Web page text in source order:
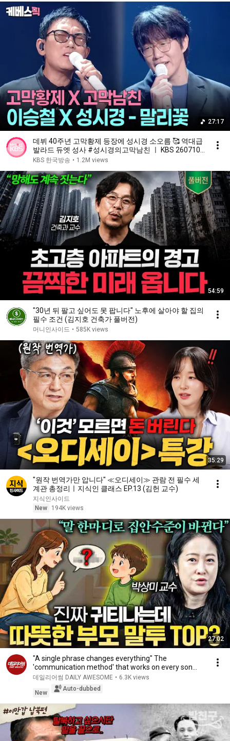
27:17
데뷔 40주년 고막황제 등장에 성시경 소오름 🥰 역대급
발라드 듀엣 성사 #성시경의고막남친 ㅣ KBS 260710
방송
KBS 한국방송 • 1.2M views
54:59
"30년 뒤 팔고 싶어도 못 팝니다" 노후에 살아야 할 집의
필수 조건 (김지호 건축가 풀버전)
머니인사이드 • 585K views
35:29
"원작 번역가만 압니다" ≪오디세이≫ 관람 전 필수 세
계관 총정리ㅣ지식인 클래스 EP.13 (김헌 교수)
지식인사이드
New
194K views
27:02
"A single phrase changes everything" The
'communication method' that works on every son
and daugh...
데일리어썸 DAILY AWESOME • 6.3K views
New
Auto-dubbed